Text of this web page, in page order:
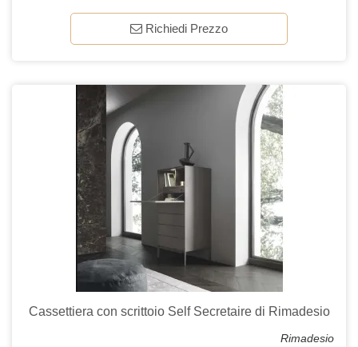
Richiedi Prezzo
Cassettiera con scrittoio Self Secretaire di Rimadesio
Rimadesio